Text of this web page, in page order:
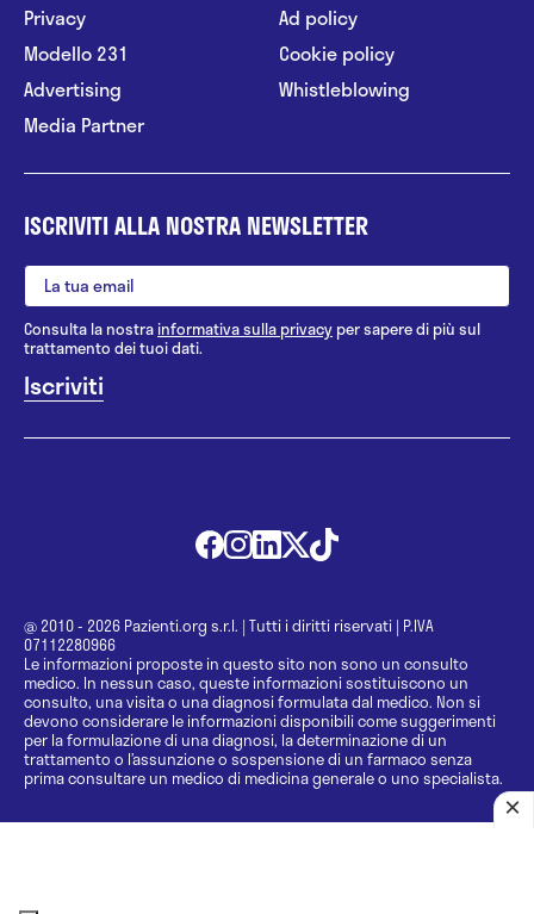
Privacy
Modello 231
Advertising
Media Partner
Ad policy
Cookie policy
Whistleblowing
ISCRIVITI ALLA NOSTRA NEWSLETTER
Consulta la nostrainformativa sulla privacy per sapere di più sul
trattamento dei tuoi dati.
@ 2010 - 2026 Pazienti.org s.r.l. | Tutti i diritti riservati | P.IVA
07112280966
Le informazioni proposte in questo sito non sono un consulto
medico. In nessun caso, queste informazioni sostituiscono un
consulto, una visita o una diagnosi formulata dal medico. Non si
devono considerare le informazioni disponibili come suggerimenti
per la formulazione di una diagnosi, la determinazione di un
trattamento o l’assunzione o sospensione di un farmaco senza
prima consultare un medico di medicina generale o uno specialista.